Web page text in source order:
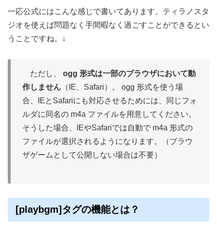
一応公式にはこんな感じで書いてあります。ティラノスタ
ジオを使えば問題なく手間暇なく過ごすことができるとい
うことですね。↓
ただし、
ogg 形式は一部のブラウザにおいて動
作しません （IE、Safari）。 ogg 形式を使う場
合、IEとSafariにも対応させるためには、同じフォ
ルダに同名の m4a ファイルを用意してください。
そうした場合、IEやSafariでは自動で m4a 形式の
ファイルが選択されるようになります。（ブラウ
ザゲームとして公開しない場合は不要）
[playbgm]タグの機能とは？